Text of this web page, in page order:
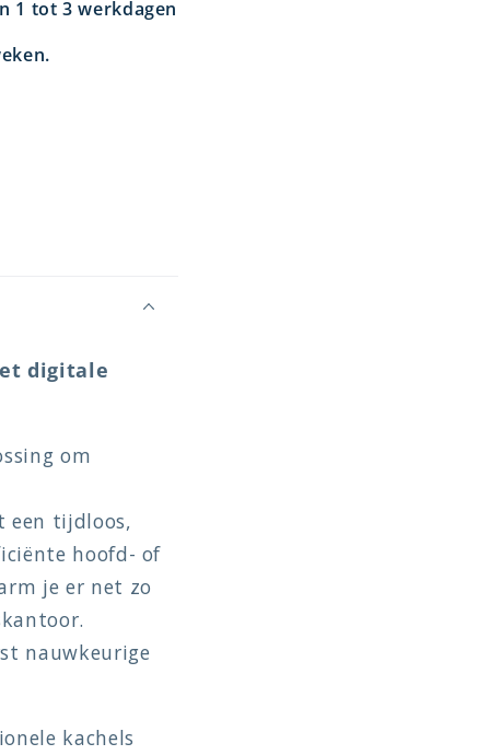
1 tot 3 werkdagen
digitale
om
een tijdloos,
hoofd- of
je er net zo
nauwkeurige
kachels